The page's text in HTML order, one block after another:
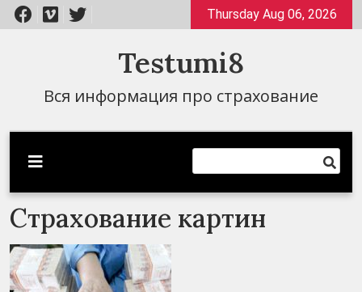
Перейти
к
Thursday Aug 06, 2026
Testumi8
Вся информация про страхование
Страхование картин